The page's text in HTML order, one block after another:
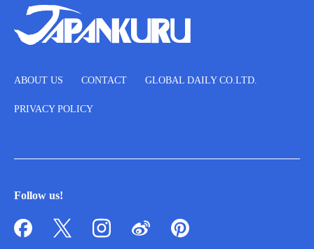
ABOUT US CONTACT GLOBAL DAILY CO.LTD.
PRIVACY POLICY
Follow us!